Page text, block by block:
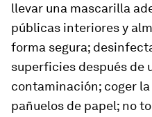
llevar una mascarilla
públicas interiores y
forma segura;
superficies después de
contaminación; coger
pañuelos de papel; no